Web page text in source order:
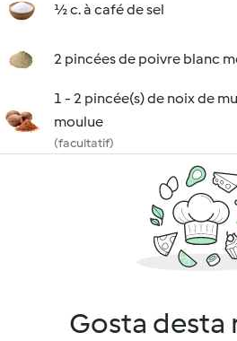
½ c. à café de sel
2 pincées de poivre blanc
1 - 2 pincée(s) de noix de
moulue
(facultatif)
Gosta desta